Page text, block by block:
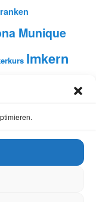
Munique
Imkern